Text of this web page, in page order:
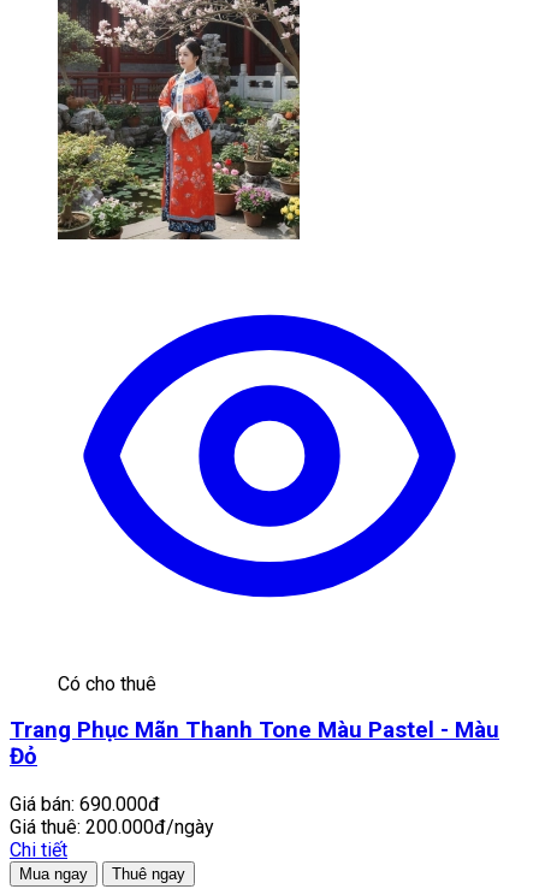
Có cho thuê
Trang Phục Mãn Thanh Tone Màu Pastel - Màu
Đỏ
Giá bán: 690.000đ
Giá thuê: 200.000đ/ngày
Chi tiết
Mua ngay Thuê ngay